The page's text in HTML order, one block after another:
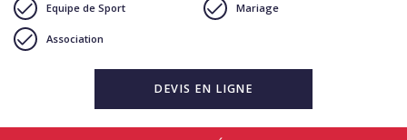
Equipe de Sport Mariage
Association
DEVIS EN LIGNE